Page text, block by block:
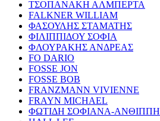
ΤΣΟΠΑΝΑΚΗ ΑΛΜΠΕΡΤΑ
FALKNER WILLIAM
ΦΑΣΟΥΛΗΣ ΣΤΑΜΑΤΗΣ
ΦΙΛΙΠΠΙΔΟΥ ΣΟΦΙΑ
ΦΛΟΥΡΑΚΗΣ ΑΝΔΡΕΑΣ
FO DARIO
FOSSE JON
FOSSE BOB
FRANZMANN VIVIENNE
FRAYN MICHAEL
ΦΩΤΙΔΗ ΣΟΦΙΑΝΑ-ΑΝΘΙΠΠΗ